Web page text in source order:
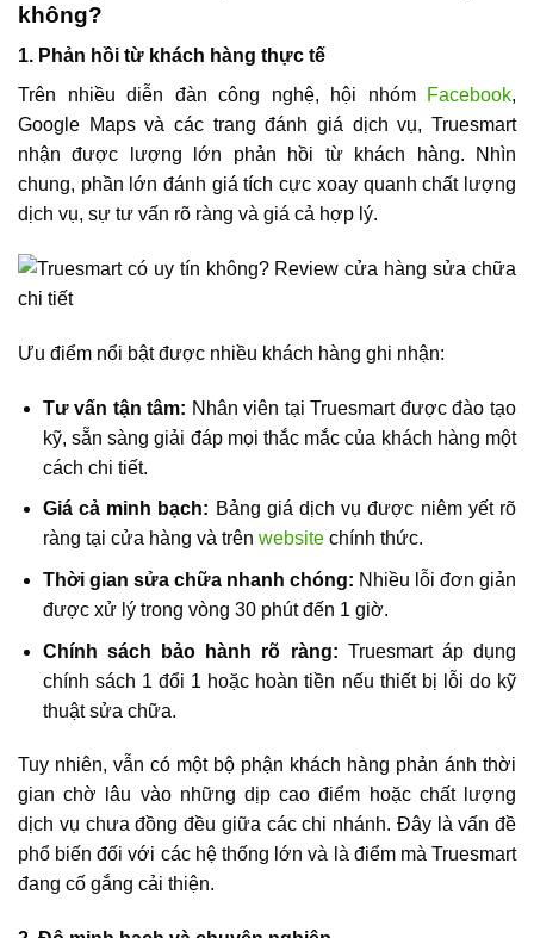
không?
1. Phản hồi từ khách hàng thực tế
Trên nhiều diễn đàn công nghệ, hội nhóm
Facebook,
Google Maps và các trang đánh giá dịch vụ, Truesmart
nhận được lượng lớn phản hồi từ khách hàng. Nhìn
chung, phần lớn đánh giá tích cực xoay quanh chất lượng
dịch vụ, sự tư vấn rõ ràng và giá cả hợp lý.
Ưu điểm nổi bật được nhiều khách hàng ghi nhận:
Tư vấn tận tâm: Nhân viên tại Truesmart được đào tạo
kỹ, sẵn sàng giải đáp mọi thắc mắc của khách hàng một
cách chi tiết.
Giá cả minh bạch: Bảng giá dịch vụ được niêm yết rõ
ràng tại cửa hàng và trên websitechính thức.
Thời gian sửa chữa nhanh chóng: Nhiều lỗi đơn giản
được xử lý trong vòng 30 phút đến 1 giờ.
Chính sách bảo hành rõ ràng: Truesmart áp dụng
chính sách 1 đổi 1 hoặc hoàn tiền nếu thiết bị lỗi do kỹ
thuật sửa chữa.
Tuy nhiên, vẫn có một bộ phận khách hàng phản ánh thời
gian chờ lâu vào những dịp cao điểm hoặc chất lượng
dịch vụ chưa đồng đều giữa các chi nhánh. Đây là vấn đề
phổ biến đối với các hệ thống lớn và là điểm mà Truesmart
đang cố gắng cải thiện.